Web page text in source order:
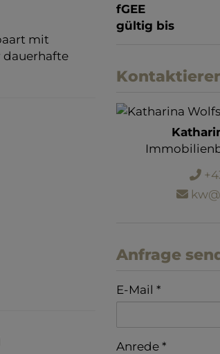
mit
dauerhafte
fGEE
gültig bis
Anfrage
E-Mail
Anrede